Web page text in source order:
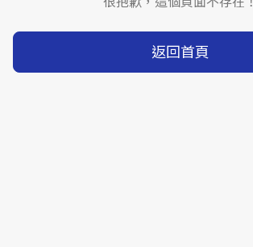
返回首頁